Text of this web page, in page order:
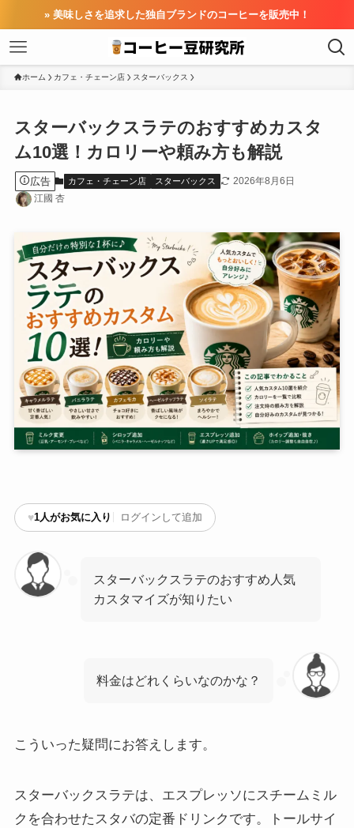
» 美味しさを追求した独自ブランドのコーヒーを販売中！
ホーム カフェ・チェーン店 スターバックス
スターバックスラテのおすすめカスタ
ム10選！カロリーや頼み方も解説
広告 カフェ・チェーン店 スターバックス
2026年8月6日
江國 杏
♥1人がお気に入り ログインして追加
スターバックスラテのおすすめ人気
カスタマイズが知りたい
料金はどれくらいなのかな？
こういった疑問にお答えします。
スターバックスラテは、エスプレッソにスチームミル
クを合わせたスタバの定番ドリンクです。トールサイ